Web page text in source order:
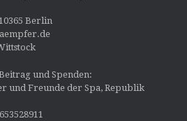
Berlin
und Spenden:
und Freunde der Spa, Republik